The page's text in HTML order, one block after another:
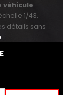
véhicule
1/43,
détails sans